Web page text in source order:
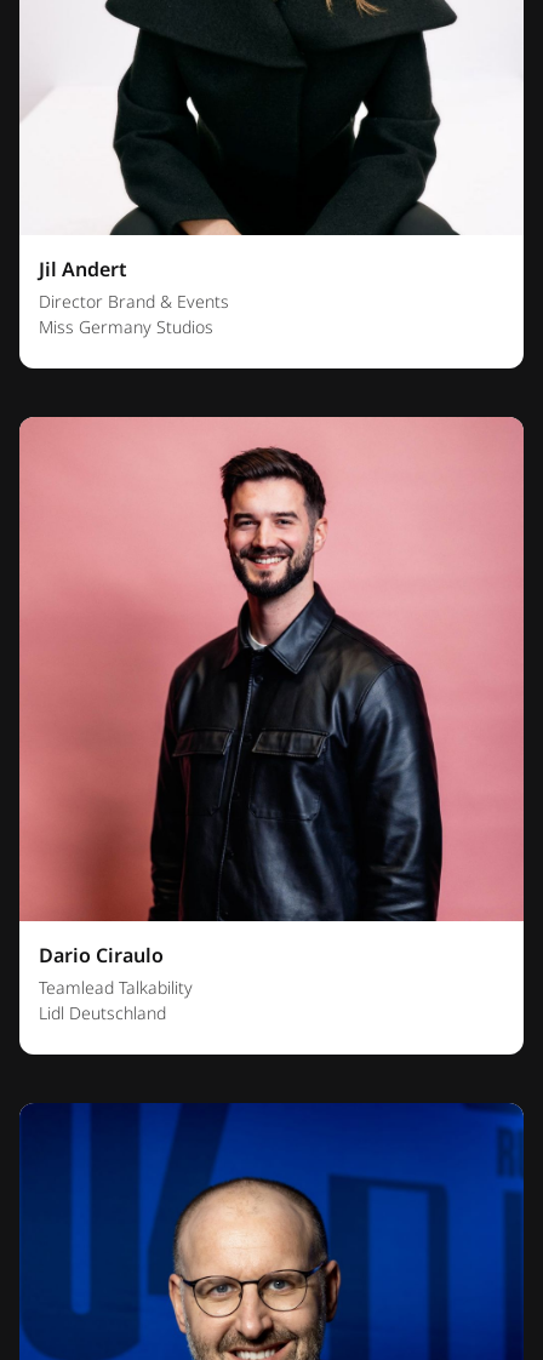
Jil Andert
Director Brand & Events
Miss Germany Studios
Dario Ciraulo
Teamlead Talkability
Lidl Deutschland